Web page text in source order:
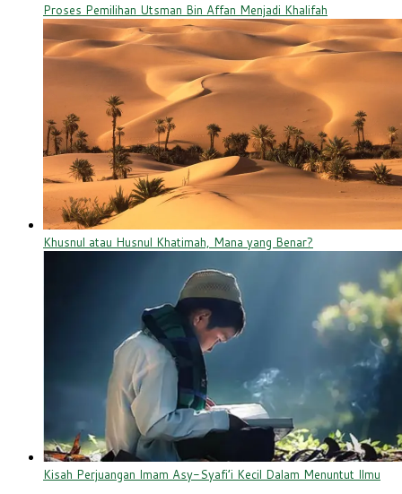
Proses Pemilihan Utsman Bin Affan Menjadi Khalifah
Khusnul atau Husnul Khatimah, Mana yang Benar?
Kisah Perjuangan Imam Asy-Syafi’i Kecil Dalam Menuntut Ilmu